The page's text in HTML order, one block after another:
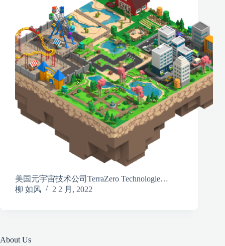
美国元宇宙技术公司TerraZero Technologie…
柳 如风
2 2 月, 2022
About Us